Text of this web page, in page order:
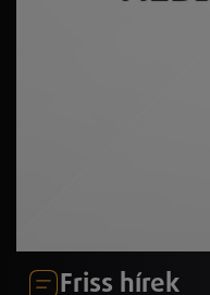
Friss hírek